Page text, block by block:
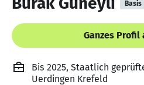
Basis
Ganzes Profil
Bis 2025, Staatlich
Uerdingen Krefeld